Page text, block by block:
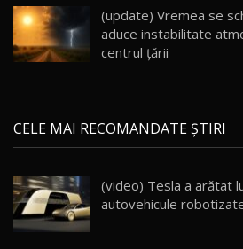
AutoBlog.MD
23:36
20
Noul ZEEKR 7X / Test
29:08
21
Micul BYD Dolphin Surf
AutoBlog.MD
16:59
22
Noua Mazda 6e / Test
26:59
(update) Vremea se
aduce instabilitate
centrul țării
CELE MAI RECOMANDATE ȘTIRI
(video) Tesla a arătat
autovehicule